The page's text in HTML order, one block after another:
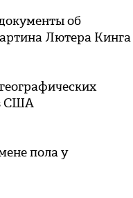
об
Лютера Кинга
США
пола у